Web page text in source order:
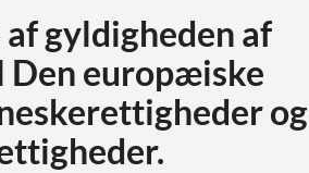
gyldigheden af
europæiske
og